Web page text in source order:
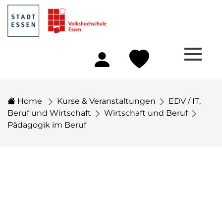
Home Kurse & Veranstaltungen
EDV / IT,
Beruf und Wirtschaft
Wirtschaft und Beruf
Pädagogik im Beruf